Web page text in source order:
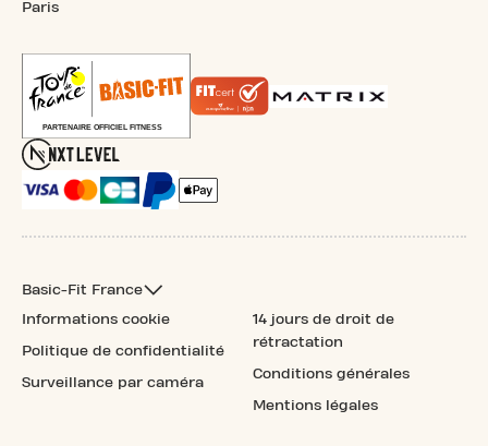
Paris
Basic-Fit France
Informations cookie
Politique de confidentialité
Surveillance par caméra
14 jours de droit de
rétractation
Conditions générales
Mentions légales